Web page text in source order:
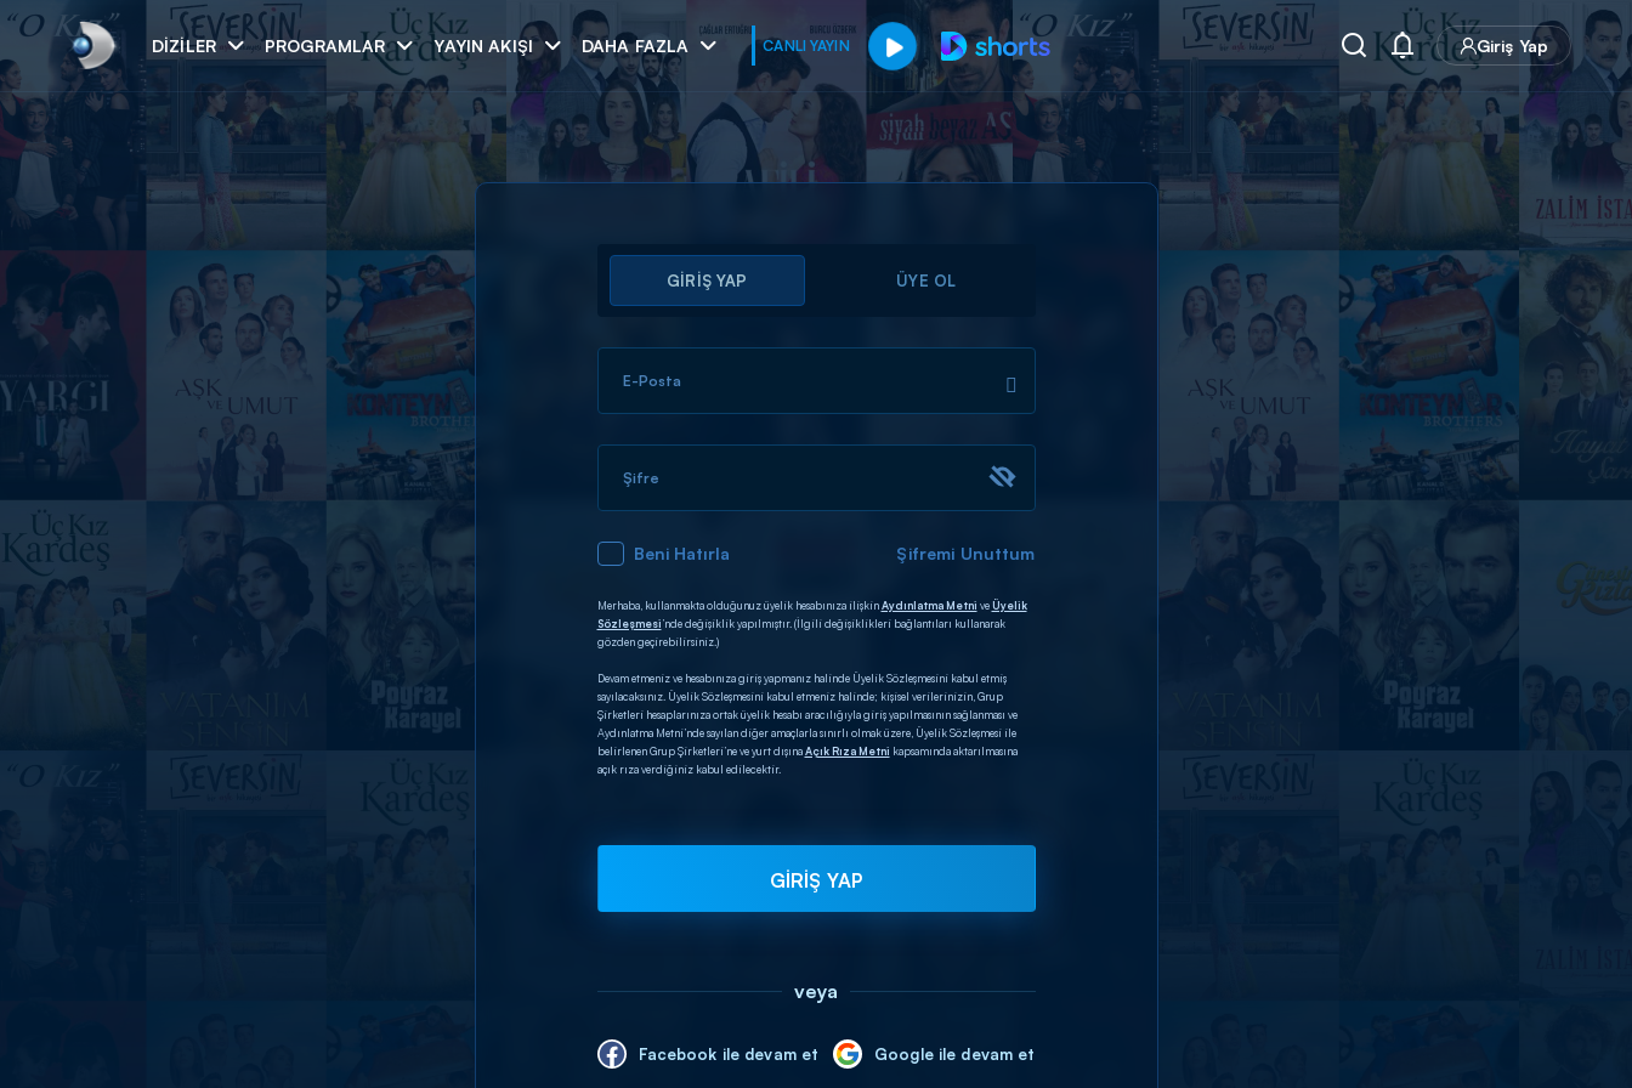
DIZILER PROGRAMLAR YAYIN AKIŞI DAHA FAZLA CANLI YAYIN Giriş Yap
Arama
ARAMA SONUÇLARI
GİRİŞ YAP ÜYE OL
E-Posta
Şifre
Beni Hatırla Şifremi Unuttum
Merhaba, kullanmakta olduğunuz üyelik hesabınıza ilişkinAydınlatma Metni veÜyelik
Sözleşmesi’nde değişiklik yapılmıştır. (İlgili değişiklikleri bağlantıları kullanarak
gözden geçirebilirsiniz.)
Devam etmeniz ve hesabınıza giriş yapmanız halinde Üyelik Sözleşmesini kabul etmiş
sayılacaksınız. Üyelik Sözleşmesini kabul etmeniz halinde; kişisel verilerinizin, Grup
Şirketleri hesaplarınıza ortak üyelik hesabı aracılığıyla giriş yapılmasının sağlanması ve
Aydınlatma Metni’nde sayılan diğer amaçlarla sınırlı olmak üzere, Üyelik Sözleşmesi ile
belirlenen Grup Şirketleri’ne ve yurt dışınaAçık Rıza Metni kapsamında aktarılmasına
açık rıza verdiğiniz kabul edilecektir.
GİRİŞ YAP
veya
Facebook ile devam et Google ile devam et